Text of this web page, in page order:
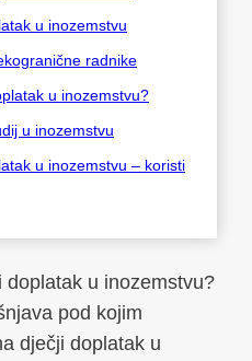
u inozemstvu
radnike
u inozemstvu?
u inozemstvu
u inozemstvu – koristi
u inozemstvu?
pod kojim
dječji doplatak u